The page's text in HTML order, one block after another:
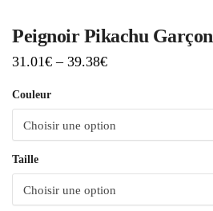
Peignoir Pikachu Garçon
31.01€ – 39.38€
Couleur
Taille